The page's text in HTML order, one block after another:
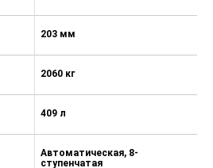
ремней
на двери
Isofix (установочные
детских
203 мм
2060 кг
409 л
Автоматическая, 8-
ступенчатая